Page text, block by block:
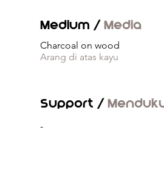
Medium /Media
Charcoal on wood
Arang di atas kayu
Support /
-